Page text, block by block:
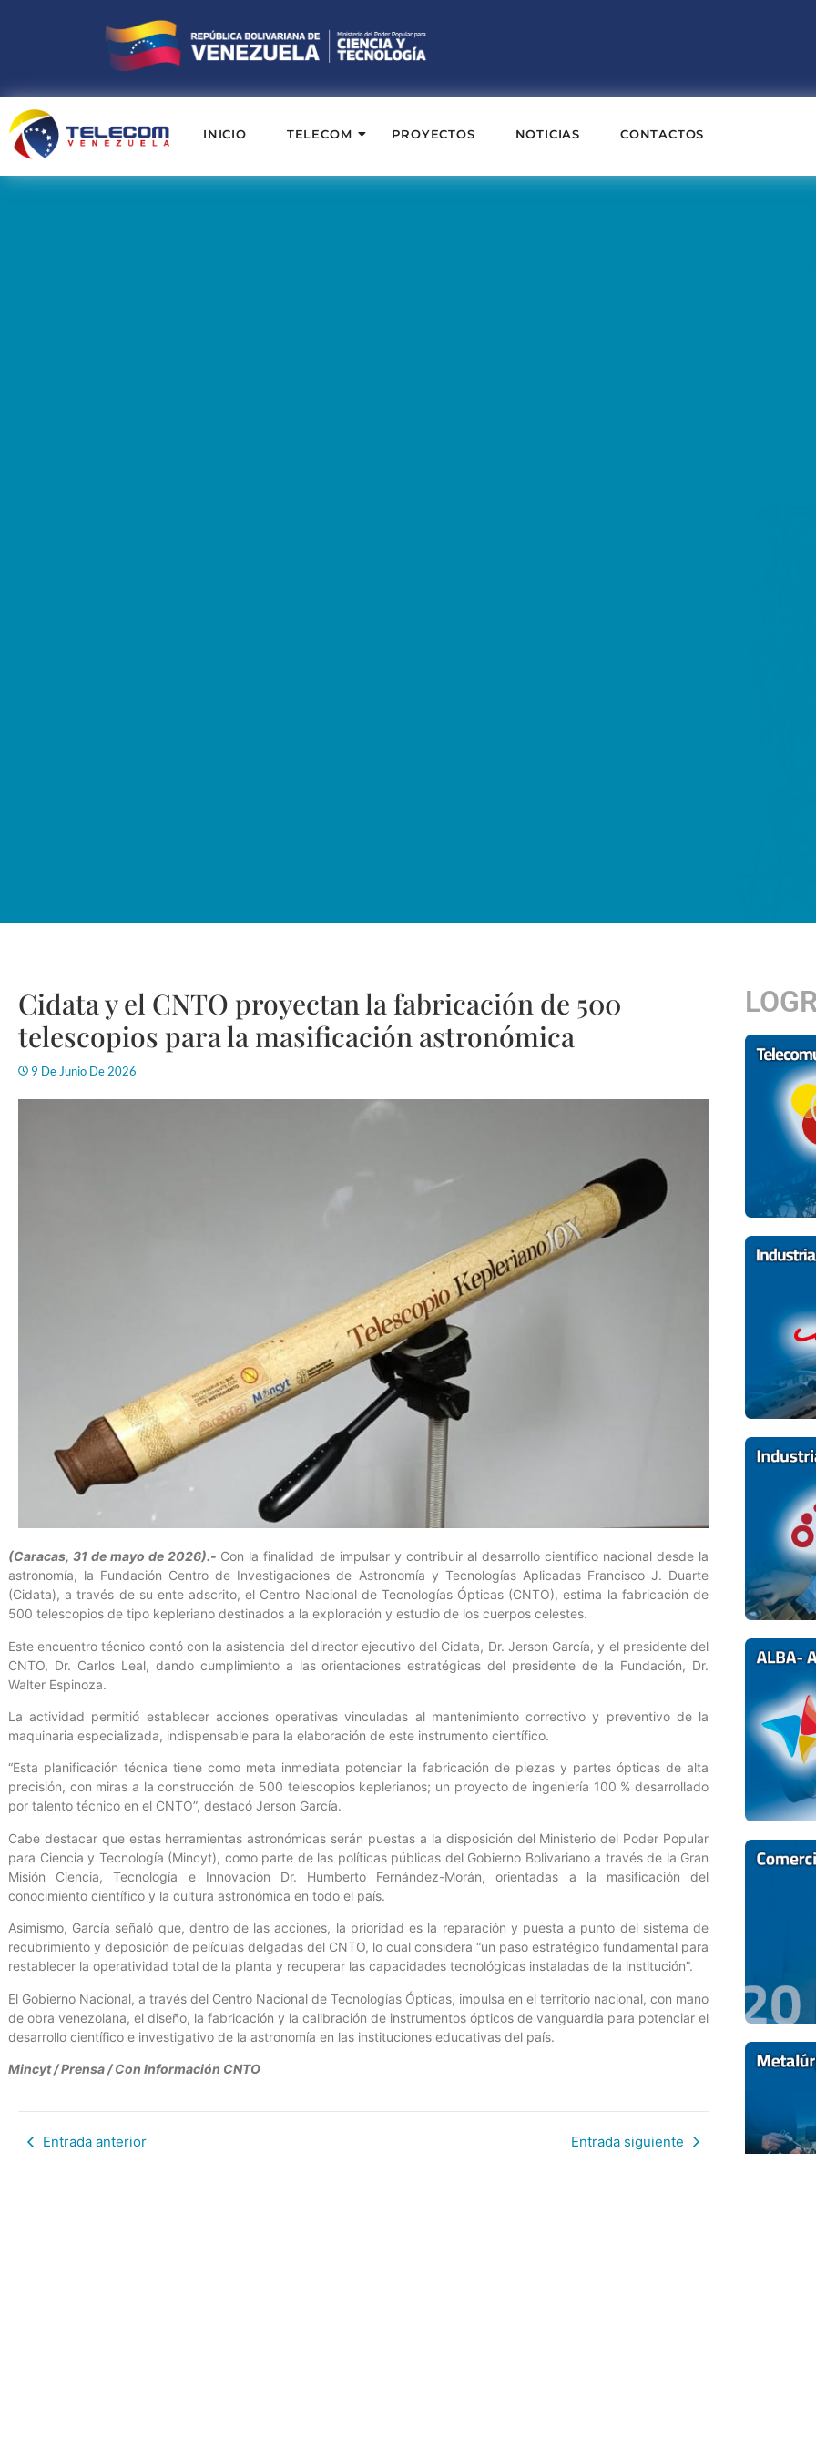
INICIO TELECOM PROYECTOS NOTICIAS CONTACTOS
Cidata y el CNTO proyectan la fabricación de 500
telescopios para la masificación astronómica
9 De Junio De 2026
(Caracas, 31 de mayo de 2026).- Con la finalidad de impulsar y contribuir al desarrollo científico nacional desde la
astronomía, la Fundación Centro de Investigaciones de Astronomía y Tecnologías Aplicadas Francisco J. Duarte
(Cidata), a través de su ente adscrito, el Centro Nacional de Tecnologías Ópticas (CNTO), estima la fabricación de
500 telescopios de tipo kepleriano destinados a la exploración y estudio de los cuerpos celestes.
Este encuentro técnico contó con la asistencia del director ejecutivo del Cidata, Dr. Jerson García, y el presidente del
CNTO, Dr. Carlos Leal, dando cumplimiento a las orientaciones estratégicas del presidente de la Fundación, Dr.
Walter Espinoza.
La actividad permitió establecer acciones operativas vinculadas al mantenimiento correctivo y preventivo de la
maquinaria especializada, indispensable para la elaboración de este instrumento científico.
“Esta planificación técnica tiene como meta inmediata potenciar la fabricación de piezas y partes ópticas de alta
precisión, con miras a la construcción de 500 telescopios keplerianos; un proyecto de ingeniería 100 % desarrollado
por talento técnico en el CNTO”, destacó Jerson García.
Cabe destacar que estas herramientas astronómicas serán puestas a la disposición del Ministerio del Poder Popular
para Ciencia y Tecnología (Mincyt), como parte de las políticas públicas del Gobierno Bolivariano a través de la Gran
Misión Ciencia, Tecnología e Innovación Dr. Humberto Fernández-Morán, orientadas a la masificación del
conocimiento científico y la cultura astronómica en todo el país.
Asimismo, García señaló que, dentro de las acciones, la prioridad es la reparación y puesta a punto del sistema de
recubrimiento y deposición de películas delgadas del CNTO, lo cual considera “un paso estratégico fundamental para
restablecer la operatividad total de la planta y recuperar las capacidades tecnológicas instaladas de la institución”.
El Gobierno Nacional, a través del Centro Nacional de Tecnologías Ópticas, impulsa en el territorio nacional, con mano
de obra venezolana, el diseño, la fabricación y la calibración de instrumentos ópticos de vanguardia para potenciar el
desarrollo científico e investigativo de la astronomía en las instituciones educativas del país.
Mincyt / Prensa / Con Información CNTO
Entrada anterior Entrada siguiente